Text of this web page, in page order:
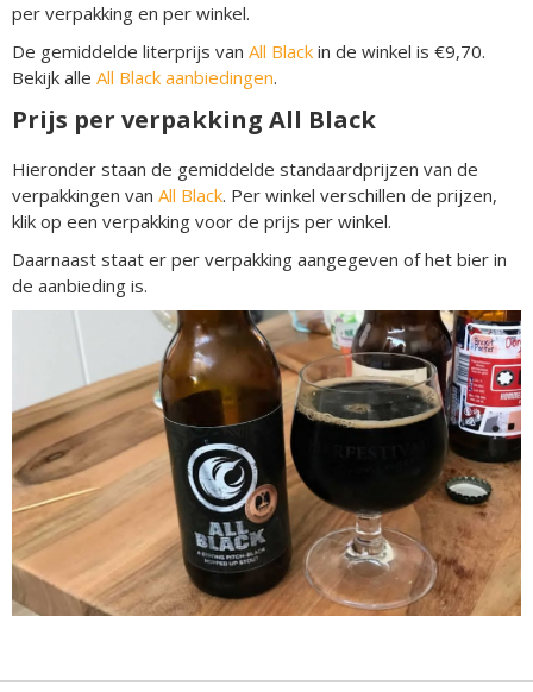
per verpakking en per winkel.
De gemiddelde literprijs van All Black in de winkel is €9,70.
Bekijk alle All Black aanbiedingen.
Prijs per verpakking All Black
Hieronder staan de gemiddelde standaardprijzen van de
verpakkingen van All Black. Per winkel verschillen de prijzen,
klik op een verpakking voor de prijs per winkel.
Daarnaast staat er per verpakking aangegeven of het bier in
de aanbieding is.